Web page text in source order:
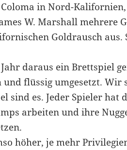
in Nord-
W. Marshall mehrere
Goldrausch aus.
daraus ein Brettspiel
und flüssig umgesetzt. Wir
sind es. Jeder Spieler hat
arbeiten und ihre
höher, je mehr